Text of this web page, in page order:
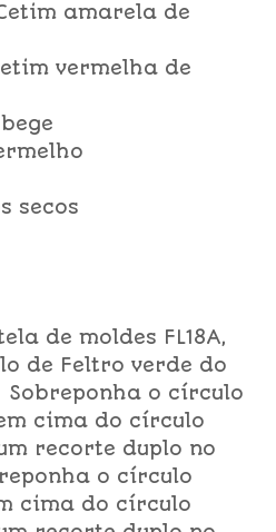
amarela de
vermelha de
secos
de moldes FL18A,
de Feltro verde do
o círculo
cima do círculo
recorte duplo no
o círculo
cima do círculo